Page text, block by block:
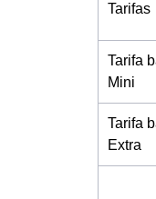
Tarifas
Tarifa
Mini
Tarifa
Extra